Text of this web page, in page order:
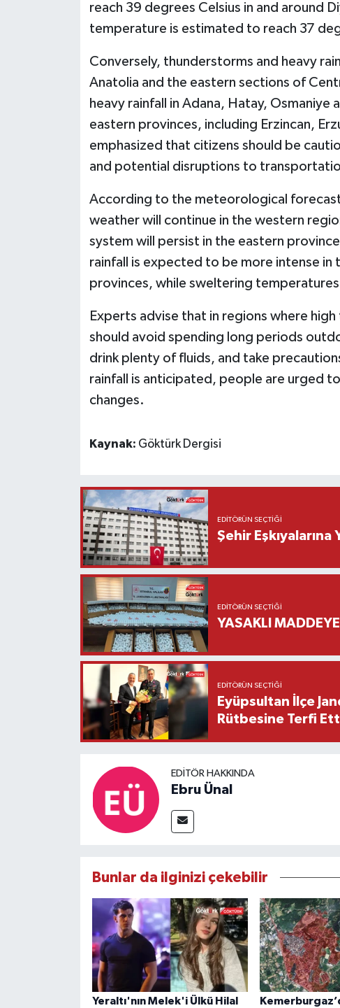
reach 39 degrees Celsius in and around
temperature is estimated to reach 37
Conversely, thunderstorms and heavy
Anatolia and the eastern sections of
heavy rainfall in Adana, Hatay, Osmaniye
eastern provinces, including Erzincan,
emphasized that citizens should be
and potential disruptions to
According to the meteorological
weather will continue in the western
system will persist in the eastern
rainfall is expected to be more intense in
provinces, while sweltering
Experts advise that in regions where
should avoid spending long periods
drink plenty of fluids, and take
rainfall is anticipated, people are urged
changes.
Kaynak: Göktürk Dergisi
EDITÖRÜN SEÇTIĞI
Şehir
EDITÖRÜN SEÇTIĞI
YASAKLI
EDITÖRÜN SEÇTIĞI
Eyüpsultan İlçe
Rütbesine Terfi
EDITÖR HAKKINDA
Ebru Ünal
Bunlar da ilginizi çekebilir
Yeraltı'nın Melek'i Ülkü Hilal